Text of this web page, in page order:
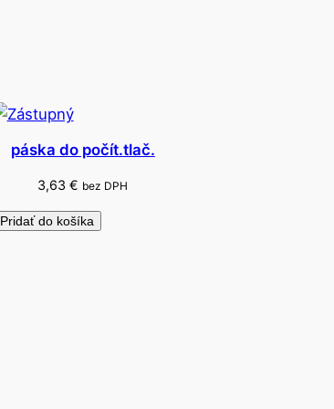
páska do počít.tlač.
3,63€ bez DPH
Pridať do košíka